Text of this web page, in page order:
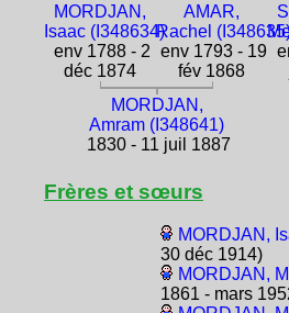
MORDJAN,
Isaac (I348634)
env 1788 - 2
déc 1874
AMAR,
Rachel
env 1793 - 19
fév 1868
MORDJAN,
Amram (I348641)
1830 - 11 juil 1887
Frères et sœurs
MORDJAN,
30 déc 1914)
MORDJAN,
1861 - mars